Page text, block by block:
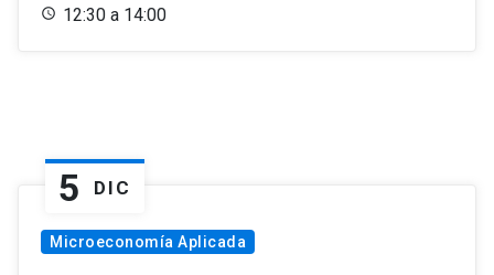
12:30 a 14:00
5 DIC
Microeconomía Aplicada